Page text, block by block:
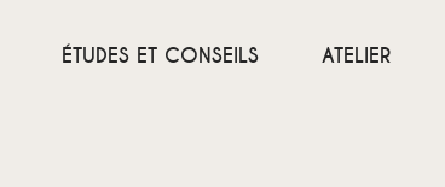
ÉTUDES ET CONSEILS ATELIER